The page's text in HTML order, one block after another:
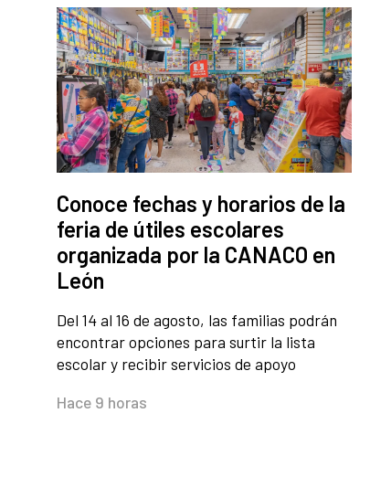
Conoce fechas y horarios de la
feria de útiles escolares
organizada por la CANACO en
León
Del 14 al 16 de agosto, las familias podrán
encontrar opciones para surtir la lista
escolar y recibir servicios de apoyo
Hace 9 horas